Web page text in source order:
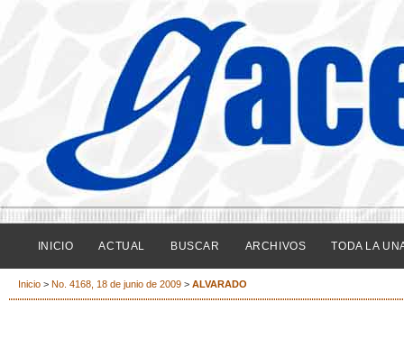
INICIO ACTUAL BUSCAR ARCHIVOS TODA LA
Inicio > No. 4168, 18 de junio de 2009 > ALVARADO